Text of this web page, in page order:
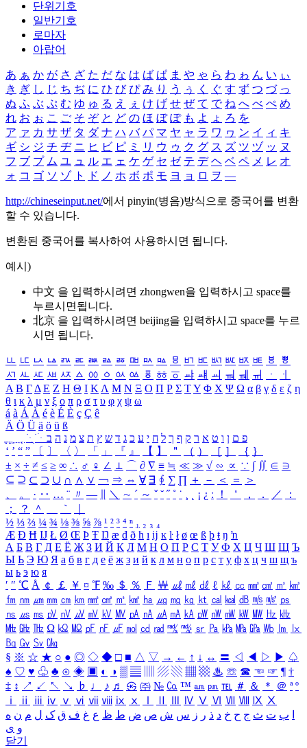
단위기호
일반기호
로마자
아랍어
あ ぁ か が さ ざ た だ な は ば ぱ ま や ゃ ら わ ゎ ん い ぃ
き ぎ し じ ち ぢ に ひ び ぴ み り う ぅ く ぐ す ず つ づ っ
ぬ ふ ぶ ぷ む ゆ ゅ る え ぇ け げ せ ぜ て で ね へ べ ぺ め
れ お ぉ こ ご そ ぞ と ど の ほ ぼ ぽ も よ ょ ろ を
ア ァ カ サ ザ タ ダ ナ ハ バ パ マ ヤ ャ ラ ワ ヮ ン イ ィ キ
ギ シ ジ チ ヂ ニ ヒ ビ ピ ミ リ ウ ゥ ク グ ス ズ ツ ヅ ッ ヌ
フ ブ プ ム ユ ュ ル エ ェ ケ ゲ セ ゼ テ デ ヘ ベ ペ メ レ オ
ォ コ ゴ ソ ゾ ト ド ノ ホ ボ ポ モ ヨ ョ ロ ヲ ―
http://chineseinput.net/에서 pinyin(병음)방식으로 중국어를 변환
할 수 있습니다.
변환된 중국어를 복사하여 사용하시면 됩니다.
예시)
中文 을 입력하시려면 zhongwen을 입력하시고 space를
누르시면됩니다.
北京 을 입력하시려면 beijing을 입력하시고 space를 누르
시면 됩니다.
ㅥ ㅦ ㅧ ㅨ ㅩ ㅪ ㅫ ㅬ ㅭ ㅮ ㅯ ㅰ ㅱ ㅲ ㅳ ㅴ ㅵ ㅶ ㅷ ㅸ
ㅹ
ㅺ ㅻ ㅼ ㅽ ㅾ ㅿ ㆀ ㆁ ㆂ ㆃ ㆄ ㆅ ㆆ ㆇ ㆈ ㆉ ㆊ ㆋ ㆌ ㆍ
ㆎ
Α Β ΓΔ Ε Ζ Η Θ Ι ΚΛ Μ Ν Ξ Ο Π Ρ Σ ΤΥ Φ Χ Ψ Ω α β γ δ ε ζ η
θ ι κ λ μ ν ξ ο π ρ σ τ υ φ χ ψ ω
á à Á À é è É È ç Ç ê
Ä Ö Ü ä ö ü ß
ִֶֹ ֻּ ׁׂ פ ם ן ו ט א ר ק ף ך ל ח י ע כ ג ד ש ץ ת צ מ נ ה ב
‘ ’ “ ” 〔 〕 〈 〉 「 」 『 』 【 】 ＂ （ ） ［ ］ ｛ ｝
± × ÷ ≠ ≤ ≥ ∞ ∴ ♂ ♀ ∠ ⊥ ⌒ ∂ ∇ ≡ ≒ ≪ ≫ √ ∽ ∝ ∵ ∫ ∬ ∈ ∋
⊆ ⊇ ⊂ ⊃ ∪ ∩ ∧ ∨ ￢ ⇒ ⇔ ∀ ∃ ∮ ∑ ∏ ＋ － ＜ ＝
＞
、
。 · ‥ … ¨ 〃 ― ＼ ∼ ´ ～ ˇ ˘ ˝ ˚ ˙ ¸ ¡ ¿ ː ！ ＇ ， ． ／
：
；
？ ＾ ｀
½ ⅓ ⅔ ¼ ¾ ⅛ ⅜ ⅝ ⅞ ¹ ² ³ ⁴ ⁿ ₁ ₂ ₃ ₄
Æ Ð Ħ Ĳ Ł Ø Œ Þ Ŧ Ŋ æ đ ð ħ ı ĳ ĸ ŀ ł ø œ ß þ ŧ ŋ ŉ
А Б В Г Д Е Ё Ж З И Й К Л М Н О П Р С Т У Ф Х Ц Ч Ш Щ Ъ
Ы Ь Э Ю Я а б в г д е ё ж з и й к л м н о п р с т у ф х ц ч ш щ ъ
ы ь э ю я
′ ″ ℃ Å ￠ ￡ ￥ ¤ ℉ ‰ ＄ ％ Ｆ ￦ ㎕ ㎖ ㎗ ℓ ㎘ ㏄ ㎣ ㎤ ㎥ ㎦
㎙ ㎚ ㎛ ㎜ ㎝ ㎞ ㎟ ㎠ ㎡ ㎢ ㏊ ㎍ ㎎ ㎏ ㏏ ㎈ ㎉ ㏈ ㎧ ㎨ ㎰
㎱ ㎲ ㎳ ㎴ ㎵ ㎶ ㎷ ㎸ ㎹ ㎀ ㎁ ㎂ ㎃ ㎄ ㎺ ㎻ ㎽ ㎾ ㎿ ㎐ ㎑
㎒ ㎓ ㎔ Ω ㏀ ㏁ ㎊ ㎋ ㎌ ㏖ ㏅ ㎭ ㎮ ㎯ ㏛ ㎩ ㎪ ㎫ ㎬ ㏝ ㏐
㏓
㏃ ㏉ ㏜ ㏆
§ ※ ☆ ★ ○ ● ◎ ◇ ◆ □ ■ △ ▽ → ← ↑ ↓ ↔ 〓 ◁ ◀ ▷ ▶ ♤
♠ ♡ ♥ ♧ ♣ ⊙ ◈ ▣ ◐ ◑ ▒ ▤ ▨ ▧ ▦ ▩ ♨ ☏ ☎ ☜ ☞ ¶ †
‡ ↕ ↗ ↙ ↖ ↘ ♭ ♩ ♪ ♬ ㉿ ㈜ № ㏇ ™ ㏂ ㏘ ℡ ＃ ＆ ＊ ＠ ª º
ⅰ
ⅱ ⅲ ⅳ ⅴ ⅵ ⅶ ⅷ ⅸ ⅹ Ⅳ Ⅴ Ⅵ Ⅶ Ⅷ Ⅸ Ⅹ
ب ت ث ج ح خ د ذ ر ز س ش ص ض ط ظ ع غ ف ق ک ل م ن ه
و ی
닫기